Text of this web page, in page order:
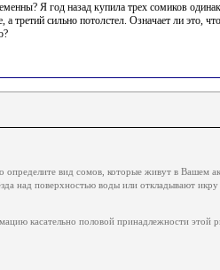
Я год назад купила трех сомиков
а третий сильно потолстел. Означает ли это,
вид сомов, которые живут в Вашем
над поверхностью воды или откладывают
касательно половой принадлежности этой